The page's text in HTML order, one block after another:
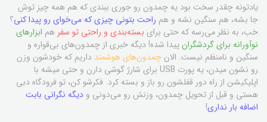
یادتونه چقدر سخت بود یه چمدون رو جوری ببندی که هم همه چیز توش
جا بشه، هم سنگین نشه و هم راحت بتونی چیزی که می‌خوای رو پیدا کنی؟
خب، به نظر می‌رسه که حتی برای بسته‌بندی و راحتی تو سفر هم ابزارهای
نوآورانه برای گردشگرانپیدا شده! دیگه خبری از چمدون‌های بی‌قواره و
سنگین و نامنظم نیست. الانچمدون‌های هوشمند داریم که خودشون وزن
رو نشون میدن، یه پورت USB برای شارژ گوشی دارن و حتی میشه با
اپلیکیشن از راه دور قفلشون رو باز و بسته کرد. فکرشو کن، تو فرودگاه دبی
هستی و قبل از تحویل چمدون، وزنش رو می‌دونی و دیگه نگرانی بابت
اضافه بار نداری!